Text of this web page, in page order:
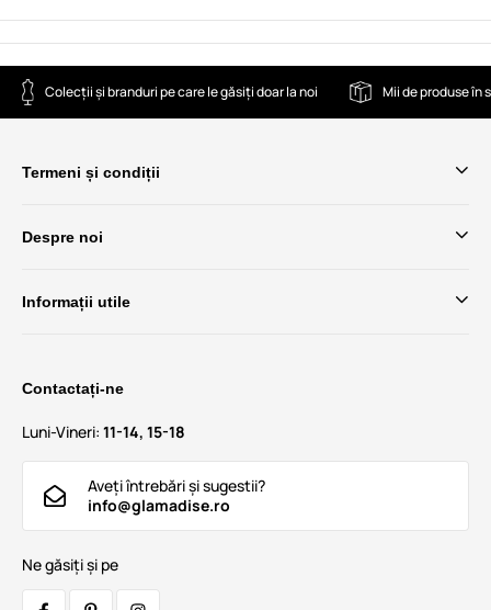
Colecții și branduri pe care le găsiți doar la noi Mii de produse în
Termeni și condiții
Despre noi
Informații utile
Contactați-ne
Luni-Vineri: 11-14, 15-18
Aveți întrebări și sugestii?
info@glamadise.ro
Ne găsiți și pe